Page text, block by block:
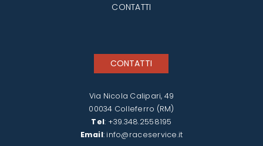
CONTATTI
CONTATTI
Via Nicola Calipari, 49
00034 Colleferro (RM)
Tel: +39.348.2558195
Email: info@raceservice.it